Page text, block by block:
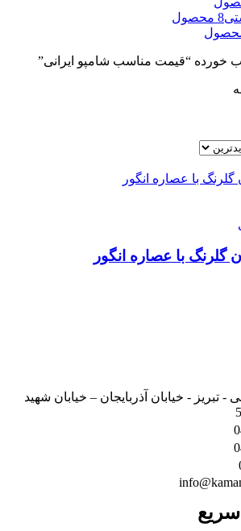
8 محصول
“قیمت مناسب شامپو ایرانی”
با عصاره انگور
- تبریز - خیابان آذربایجان – خیابان شهید